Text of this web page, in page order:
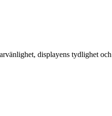
displayens tydlighet